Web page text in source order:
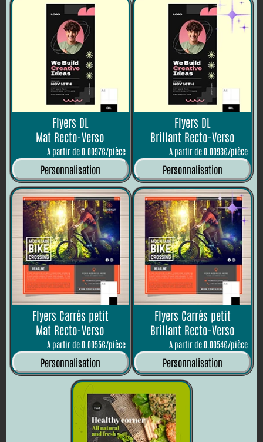
Flyers DL
Mat Recto-Verso
A partir de 0.0097€/pièce
Personnalisation
Flyers DL
Brillant Recto-Verso
A partir de 0.0093€/pièce
Personnalisation
Flyers Carrés petit
Mat Recto-Verso
A partir de 0.0055€/pièce
Personnalisation
Flyers Carrés petit
Brillant Recto-Verso
A partir de 0.0054€/pièce
Personnalisation